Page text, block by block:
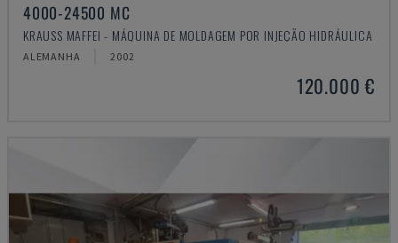
4000-24500 MC
KRAUSS MAFFEI - MÁQUINA DE MOLDAGEM POR INJEÇÃO HIDRÁULICA
ALEMANHA 2002
120.000 €